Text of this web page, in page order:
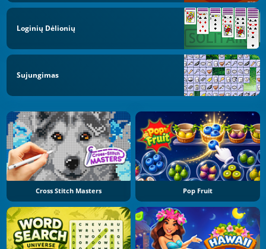
Loginių Dėlionių
Sujungimas
Cross Stitch Masters Pop Fruit